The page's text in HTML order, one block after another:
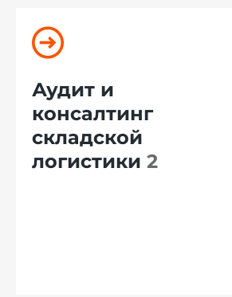
Аудит и
консалтинг
складской
логистики 2